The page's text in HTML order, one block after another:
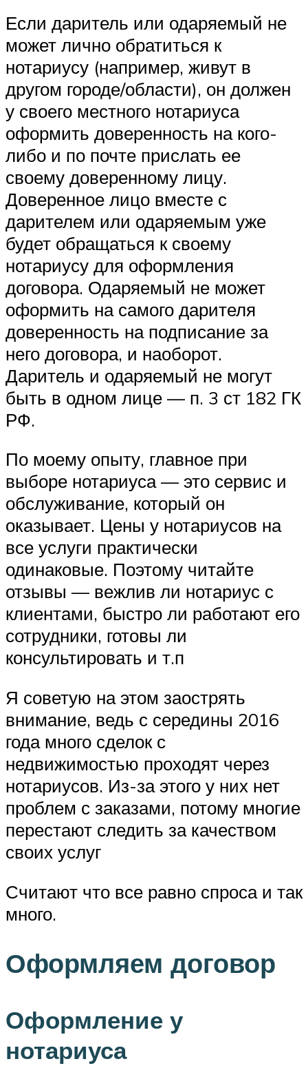
Если даритель или одаряемый не
может лично обратиться к
нотариусу (например, живут в
другом городе/области), он должен
у своего местного нотариуса
оформить доверенность на кого-
либо и по почте прислать ее
своему доверенному лицу.
Доверенное лицо вместе с
дарителем или одаряемым уже
будет обращаться к своему
нотариусу для оформления
договора. Одаряемый не может
оформить на самого дарителя
доверенность на подписание за
него договора, и наоборот.
Даритель и одаряемый не могут
быть в одном лице — п. 3 ст 182 ГК
РФ.
По моему опыту, главное при
выборе нотариуса — это сервис и
обслуживание, который он
оказывает. Цены у нотариусов на
все услуги практически
одинаковые. Поэтому читайте
отзывы — вежлив ли нотариус с
клиентами, быстро ли работают его
сотрудники, готовы ли
консультировать и т.п
Я советую на этом заострять
внимание, ведь с середины 2016
года много сделок с
недвижимостью проходят через
нотариусов. Из-за этого у них нет
проблем с заказами, потому многие
перестают следить за качеством
своих услуг
Считают что все равно спроса и так
много.
Оформляем договор
Оформление у
нотариуса